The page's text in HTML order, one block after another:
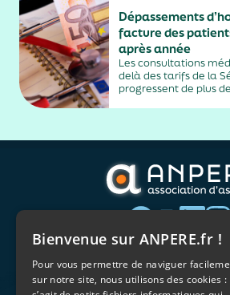
Dépassements
facture des
après année
Les consultations
delà des tarifs de la
progressent de plus
alimentés par la
QUI SOMMES-NOUS ?
L'association
Notre organisation
VOS
Me
proches
Bienvenue sur ANPERE.fr !
Pour vous permettre de naviguer
sur notre site, nous utilisons des cookies :